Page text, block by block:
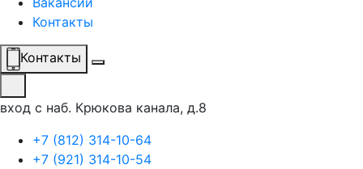
Контакты
Контакты
вход с наб. Крюкова канала, д.8
+7 (812) 314-10-64
+7 (921) 314-10-54